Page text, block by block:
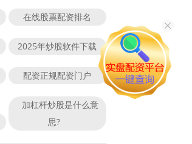
在线股票配资排名
2025年炒股软件下载
配资正规配资门户
加杠杆炒股是什么意
思?